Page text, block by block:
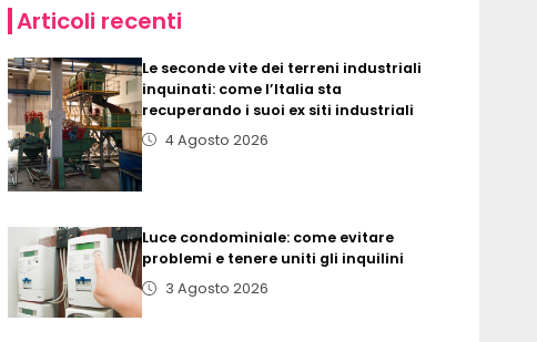
Articoli recenti
Le seconde vite dei terreni industriali
inquinati: come l’Italia sta
recuperando i suoi ex siti industriali
4 Agosto 2026
Luce condominiale: come evitare
problemi e tenere uniti gli inquilini
3 Agosto 2026